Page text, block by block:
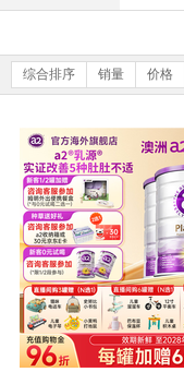
综合排序 销量 价格